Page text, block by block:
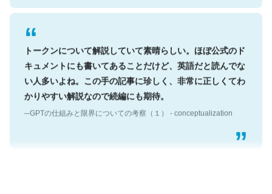
トークンについて解説していて素晴らしい。ほぼ公式のド
キュメントにも書いてあることだけど、英語だと読んでな
い人多いよね。この手の記事に珍しく、非常に正しくてわ
かりやすい解説なので続編にも期待。
─GPTの仕組みと限界についての考察（１） - conceptualization